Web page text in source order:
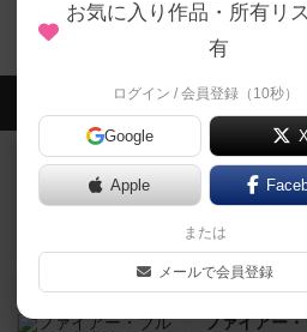
ザ・ラスト・ブレイブ
会員の新し
レビュー
南北戦争
1983年にVictory
約1時間前
ファイアー
お気に入り作品・所有リ
有
ログイン / 会員登録（10秒）
Google
Apple
または
メールで会員登録